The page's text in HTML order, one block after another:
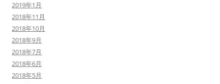
2019年1月
2018年11月
2018年10月
2018年9月
2018年7月
2018年6月
2018年5月